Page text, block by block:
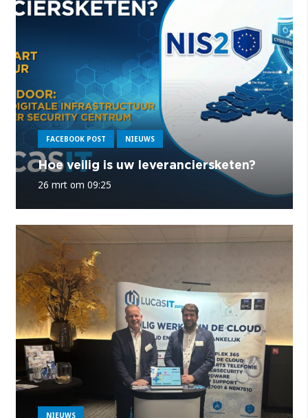
FACEBOOK POST NIEUWS
Hoe veilig is uw leveranciersketen?
26 mrt om 09:25
NIEUWS